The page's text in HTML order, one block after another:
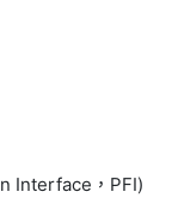
Interface，PFI)